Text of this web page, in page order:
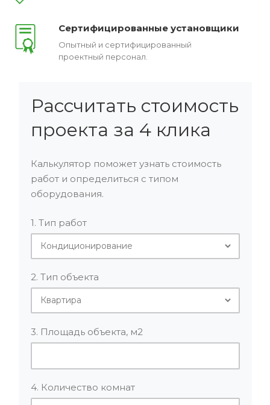
Сертифицированные установщики
Опытный и сертифицированный
проектный персонал.
Рассчитать стоимость
проекта за 4 клика
Калькулятор поможет узнать стоимость
работ и определиться с типом
оборудования.
1. Тип работ
2. Тип объекта
3. Площадь объекта, м2
4. Количество комнат